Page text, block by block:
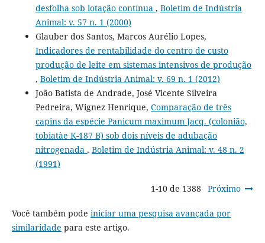
desfolha sob lotação contínua , Boletim de Indústria
Animal: v. 57 n. 1 (2000)
Glauber dos Santos, Marcos Aurélio Lopes,
Indicadores de rentabilidade do centro de custo
produção de leite em sistemas intensivos de produção
, Boletim de Indústria Animal: v. 69 n. 1 (2012)
João Batista de Andrade, José Vicente Silveira
Pedreira, Wignez Henrique, Comparação de três
capins da espécie Panicum maximum Jacq. (colonião,
tobiatàe K-187 B) sob dois níveis de adubação
nitrogenada , Boletim de Indústria Animal: v. 48 n. 2
(1991)
1-10 de 1388 Próximo
Você também pode iniciar uma pesquisa avançada por
similaridade para este artigo.